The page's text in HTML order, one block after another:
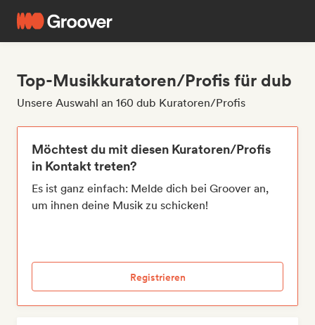
Top-Musikkuratoren/Profis für dub
Unsere Auswahl an 160 dub Kuratoren/Profis
Möchtest du mit diesen Kuratoren/Profis
in Kontakt treten?
Es ist ganz einfach: Melde dich bei Groover an,
um ihnen deine Musik zu schicken!
Registrieren